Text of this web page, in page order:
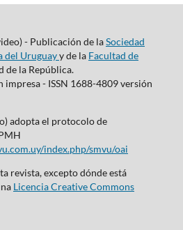
- Publicación de laSociedad
del Uruguayy de la Facultad de
de la República.
impresa - ISSN 1688-4809 versión
adopta el protocolo de
index.php/smvu/oai
revista, excepto dónde está
Licencia Creative Commons